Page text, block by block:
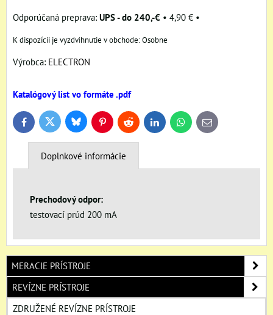
UPS - do 240,-€ • 4,90 € •
Osobne
Výrobca: ELECTRON
Katalógový list vo formáte .pdf
FacebookTwitter BlueskyPinterestReddit LinkedInWhatsApp
E-
mail
Doplnkové informácie
Prechodový odpor:
testovací prúd 200 mA
MERACIE PRÍSTROJE
REVÍZNE PRÍSTROJE
ZDRUŽENÉ REVÍZNE PRÍSTROJE